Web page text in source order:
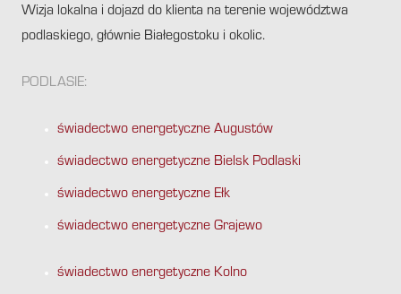
Wizja lokalna i dojazd do klienta na terenie województwa
podlaskiego, głównie Białegostoku i okolic.
PODLASIE:
świadectwo energetyczne Augustów
świadectwo energetyczne Bielsk Podlaski
świadectwo energetyczne Ełk
świadectwo energetyczne Grajewo
świadectwo energetyczne Kolno